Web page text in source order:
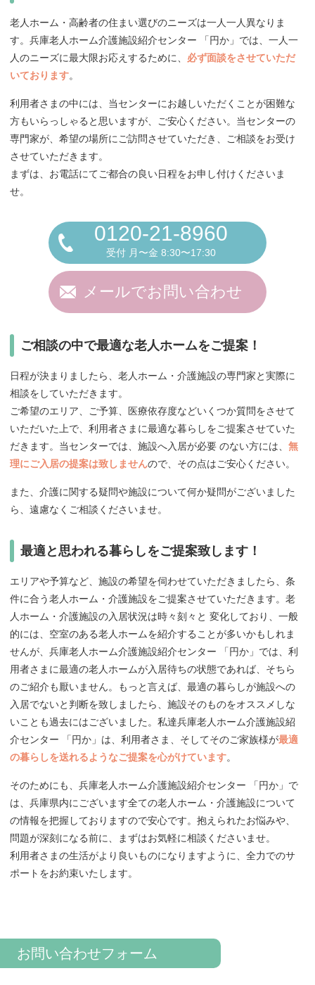
老人ホーム・高齢者の住まい選びのニーズは一人一人異なりま
す。兵庫老人ホーム介護施設紹介センター 「円か」では、一人一
人のニーズに最大限お応えするために、 必ず面談をさせていただ
いております。
利用者さまの中には、当センターにお越しいただくことが困難な
方もいらっしゃると思いますが、ご安心ください。当センターの
専門家が、希望の場所にご訪問させていただき、ご相談をお受け
させていただきます。
まずは、お電話にてご都合の良い日程をお申し付けくださいま
せ。
0120-21-8960
受付 月〜金 8:30〜17:30
メールでお問い合わせ
ご相談の中で最適な老人ホームをご提案！
日程が決まりましたら、老人ホーム・介護施設の専門家と実際に
相談をしていただきます。
ご希望のエリア、ご予算、医療依存度などいくつか質問をさせて
いただいた上で、利用者さまに最適な暮らしをご提案させていた
だきます。当センターでは、施設へ入居が必要 のない方には、無
理にご入居の提案は致しませんので、その点はご安心ください。
また、介護に関する疑問や施設について何か疑問がございました
ら、遠慮なくご相談くださいませ。
最適と思われる暮らしをご提案致します！
エリアや予算など、施設の希望を伺わせていただきましたら、条
件に合う老人ホーム・介護施設をご提案させていただきます。老
人ホーム・介護施設の入居状況は時々刻々と 変化しており、一般
的には、空室のある老人ホームを紹介することが多いかもしれま
せんが、兵庫老人ホーム介護施設紹介センター 「円か」では、利
用者さまに最適の老人ホームが入居待ちの状態であれば、そちら
のご紹介も厭いません。もっと言えば、最適の暮らしが施設への
入居でないと判断を致しましたら、施設そのものをオススメしな
いことも過去にはございました。私達兵庫老人ホーム介護施設紹
介センター 「円か」は、利用者さま、そしてそのご家族様が最適
の暮らしを送れるようなご提案を心がけています。
そのためにも、兵庫老人ホーム介護施設紹介センター 「円か」で
は、兵庫県内にございます全ての老人ホーム・介護施設について
の情報を把握しておりますので安心です。抱えられたお悩みや、
問題が深刻になる前に、まずはお気軽に相談くださいませ。
利用者さまの生活がより良いものになりますように、全力でのサ
ポートをお約束いたします。
お問い合わせフォーム